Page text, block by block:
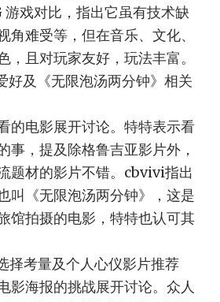
游戏对比，指出它虽有技术缺
角难受等，但在音乐、文化、
，且对玩家友好，玩法丰富。
好及《无限泡汤两分钟》相关
的电影展开讨论。特特表示看
事，提及除格鲁吉亚影片外，
题材的影片不错。cbvivi指出
叫《无限泡汤两分钟》，这是
馆拍摄的电影，特特也认可其
择考量及个人心仪影片推荐
影海报的挑战展开讨论。众人